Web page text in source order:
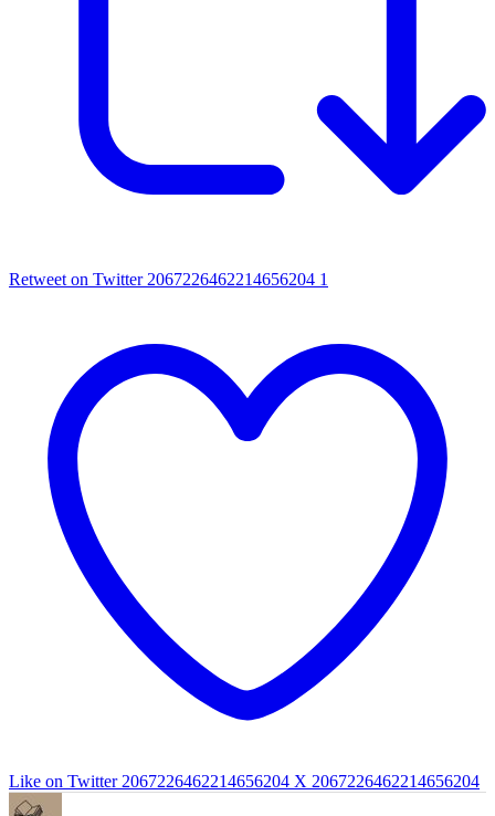
Retweet on Twitter 2067226462214656204 1
Like on Twitter 2067226462214656204 X 2067226462214656204